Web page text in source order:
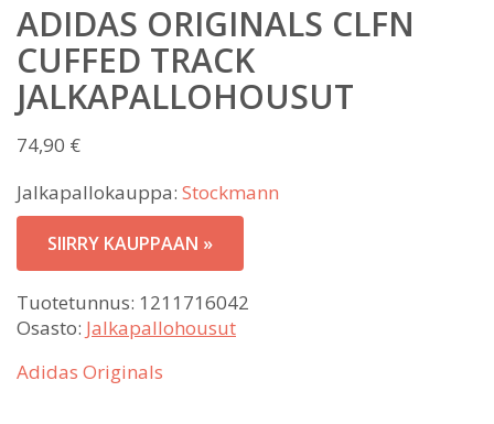
ADIDAS ORIGINALS CLFN
CUFFED TRACK
JALKAPALLOHOUSUT
74,90 €
Jalkapallokauppa: Stockmann
SIIRRY KAUPPAAN »
Tuotetunnus: 1211716042
Osasto: Jalkapallohousut
Adidas Originals